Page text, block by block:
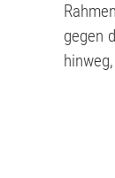
gegen